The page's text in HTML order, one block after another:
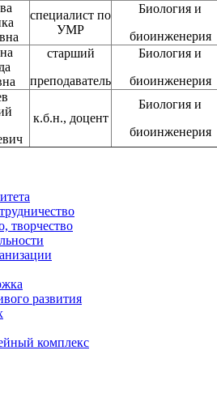
специалист по
УМР
Биология и
биоинженерия
старший
преподаватель
Биология и
биоинженерия
к.б.н., доцент
Биология и
биоинженерия
творчество
развития
комплекс